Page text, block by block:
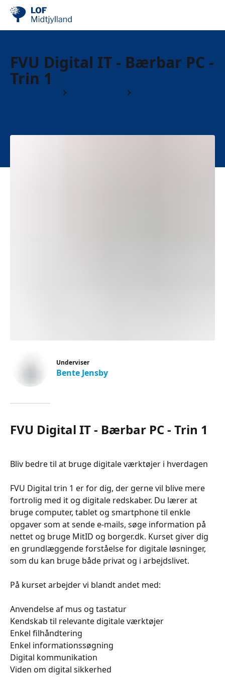
FVU Digital IT - Bærbar PC -
Trin 1
Underviser
Bente Jensby
FVU Digital IT - Bærbar PC - Trin 1
Bliv bedre til at bruge digitale værktøjer i hverdagen
FVU Digital trin 1 er for dig, der gerne vil blive mere
fortrolig med it og digitale redskaber. Du lærer at
bruge computer, tablet og smartphone til enkle
opgaver som at sende e-mails, søge information på
nettet og bruge MitID og borger.dk. Kurset giver dig
en grundlæggende forståelse for digitale løsninger,
som du kan bruge både privat og i arbejdslivet.
På kurset arbejder vi blandt andet med:
Anvendelse af mus og tastatur
Kendskab til relevante digitale værktøjer
Enkel filhåndtering
Enkel informationssøgning
Digital kommunikation
Viden om digital sikkerhed